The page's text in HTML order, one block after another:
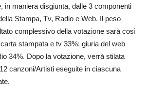
in maniera disgiunta, dalle 3 componenti
Stampa, Tv, Radio e Web. Il peso
complessivo della votazione sarà così
stampata e tv 33%; giuria del web
34%. Dopo la votazione, verrà stilata
canzoni/Artisti eseguite in ciascuna